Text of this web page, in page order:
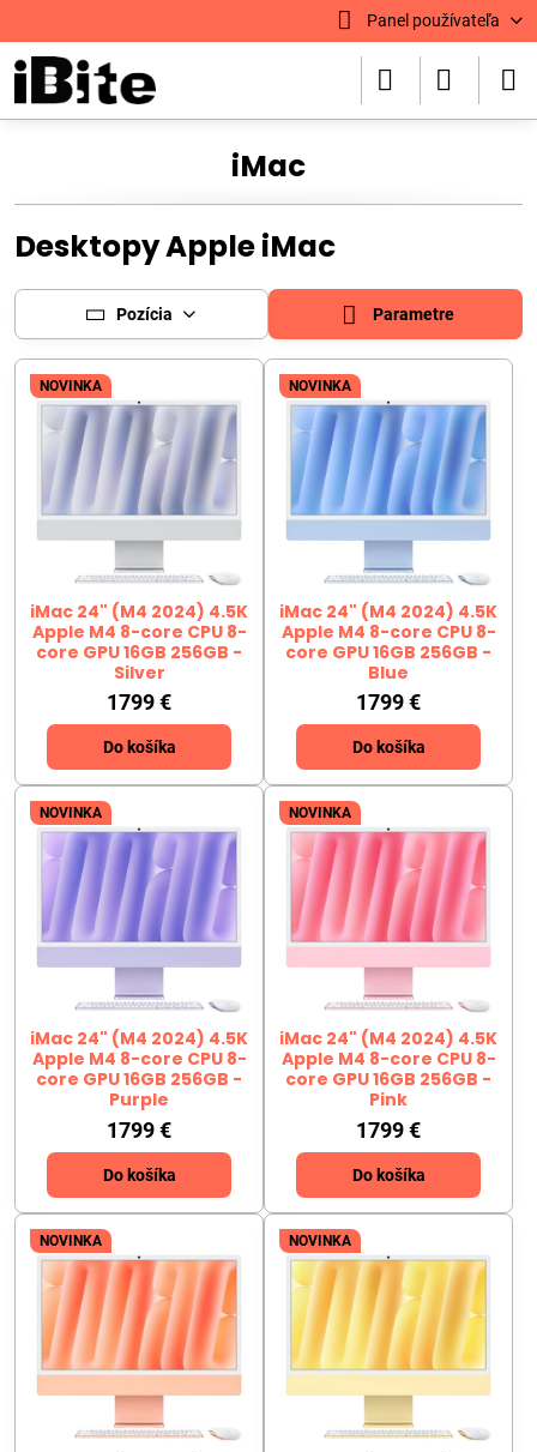
Panel používateľa
iMac
Desktopy Apple iMac
Pozícia Parametre
NOVINKA
iMac 24" (M4 2024) 4.5K
Apple M4 8-core CPU 8-
core GPU 16GB 256GB -
Silver
1799 €
Do košíka
NOVINKA
iMac 24" (M4 2024) 4.5K
Apple M4 8-core CPU 8-
core GPU 16GB 256GB -
Blue
1799 €
Do košíka
NOVINKA
iMac 24" (M4 2024) 4.5K
Apple M4 8-core CPU 8-
core GPU 16GB 256GB -
Purple
1799 €
Do košíka
NOVINKA
iMac 24" (M4 2024) 4.5K
Apple M4 8-core CPU 8-
core GPU 16GB 256GB -
Pink
1799 €
Do košíka
NOVINKA NOVINKA